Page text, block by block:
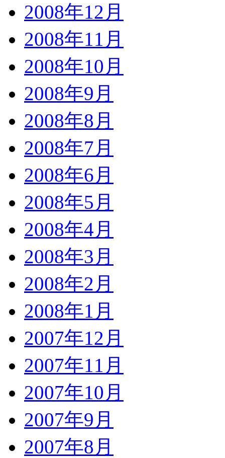
2008年12月
2008年11月
2008年10月
2008年9月
2008年8月
2008年7月
2008年6月
2008年5月
2008年4月
2008年3月
2008年2月
2008年1月
2007年12月
2007年11月
2007年10月
2007年9月
2007年8月